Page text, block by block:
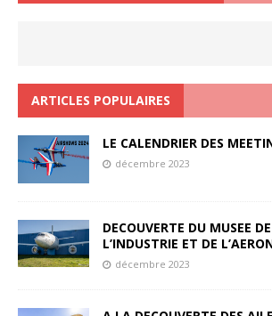
ARTICLES POPULAIRES
LE CALENDRIER DES
décembre 2023
DECOUVERTE DU MUSEE
L’INDUSTRIE ET DE
décembre 2023